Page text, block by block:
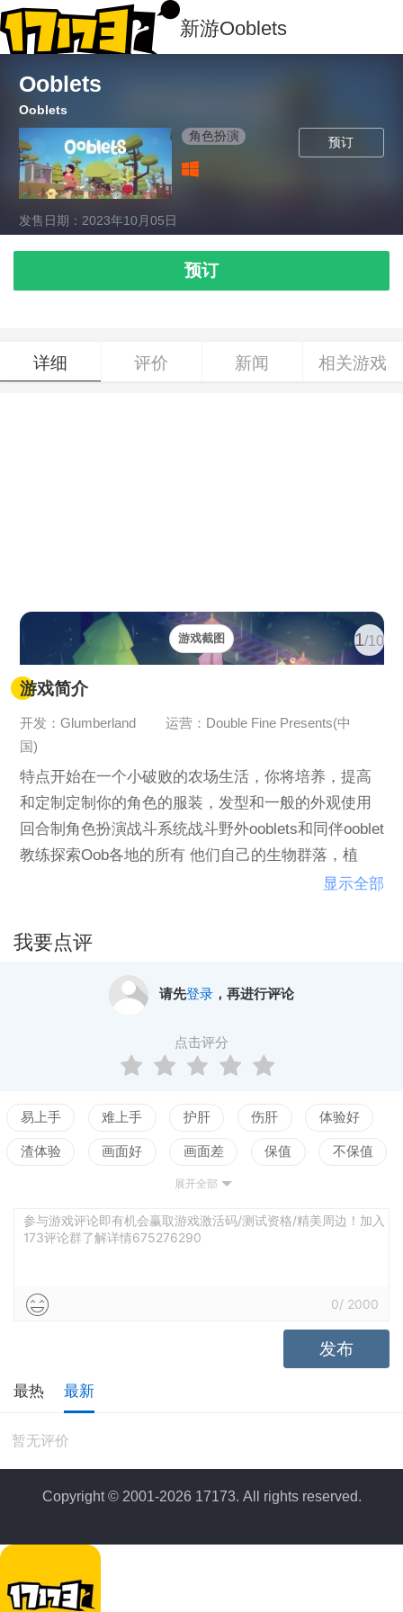
新游Ooblets
Ooblets
Ooblets
预订
角色扮演
发售日期：2023年10月05日
预订
详细 评价 新闻 相关游戏
1/10
游戏截图
游戏简介
开发：Glumberland
运营：Double Fine Presents(中
国)
特点开始在一个小破败的农场生活，你将培养，提高
和定制定制你的角色的服装，发型和一般的外观使用
回合制角色扮演战斗系统战斗野外ooblets和同伴ooblet
教练探索Oob各地的所有 他们自己的生物群落，植
物，人物和独特的ooblets通过种植ooblet种子，将开花
符合您的性格解锁新的商店和建筑物在镇上完成任务
一家商店，销售你在农场种植的农产品以及其他任何
垃圾。准备好你的农场，通过战斗解锁新的行动，并
为农民种植农作物，收获农场收获的种子，物品，家
具，机械 ，徽章和朋友一路上
显示全部
我要点评
请先登录，再进行评论
点击评分
易上手 难上手 护肝 伤肝 体验好
渣体验 画面好 画面差 保值 不保值
测试
展开全部
参与游戏评论即有机会赢取游戏激活码/测试资格/精美周边！加入
173评论群了解详情675276290
0/ 2000
发布
最热 最新
暂无评价
Copyright © 2001-2026 17173. All rights reserved.